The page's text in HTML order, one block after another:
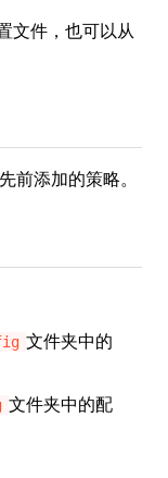
文件，也可以从
前添加的策略。
文件夹中的
文件夹中的配